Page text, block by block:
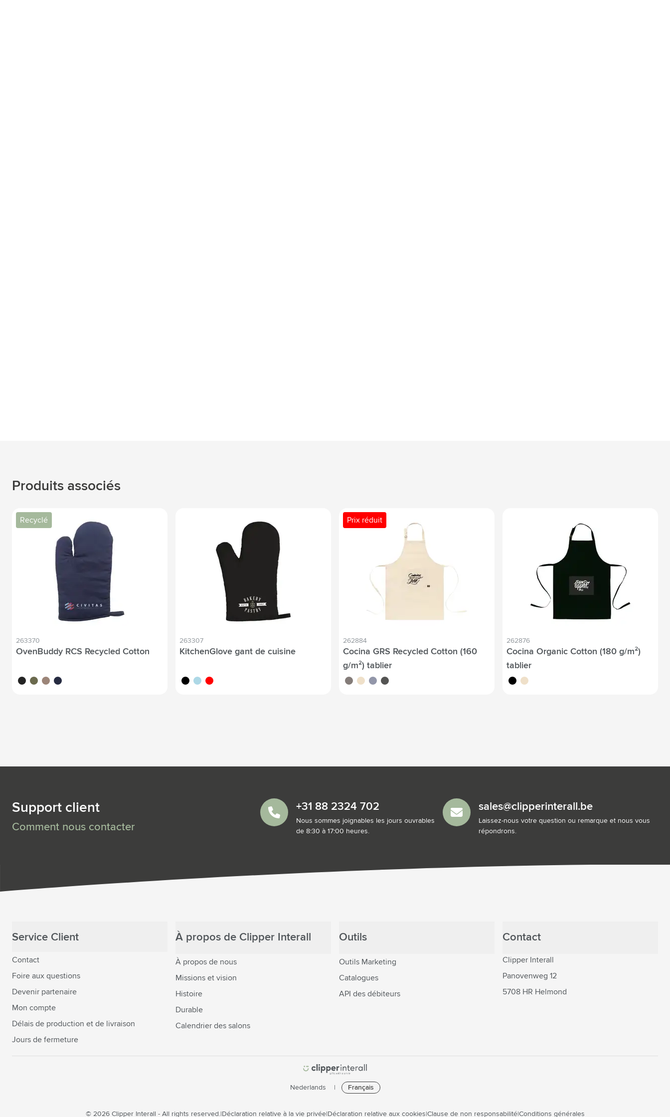
Produits associés
Recyclé
263370
OvenBuddy RCS Recycled Cotton
noir vert beigebleu foncé
263307
KitchenGlove gant de cuisine
noir bleu clair
rouge
Prix réduit
262884
Cocina GRS Recycled Cotton (160
g/m²) tablier
gris naturel
bleu gris foncé
262876
Cocina Organic Cotton (180 g/m²)
tablier
noir naturel
Support client
Comment nous contacter
+31 88 2324 702
Nous sommes joignables les jours ouvrables
de 8:30 à 17:00 heures.
sales@clipperinterall.be
Laissez-nous votre question ou remarque et nous vous
répondrons.
Service Client
Contact
Foire aux questions
Devenir partenaire
Mon compte
Délais de production et de livraison
Jours de fermeture
À propos de Clipper Interall
À propos de nous
Missions et vision
Histoire
Durable
Calendrier des salons
Outils
Outils Marketing
Catalogues
API des débiteurs
Contact
Clipper Interall
Panovenweg 12
5708 HR Helmond
Nederlands Français
© 2026 Clipper Interall - All rights reserved. Déclaration relative à la vie privée Déclaration relative aux cookies Clause de non responsabilité Conditions générales